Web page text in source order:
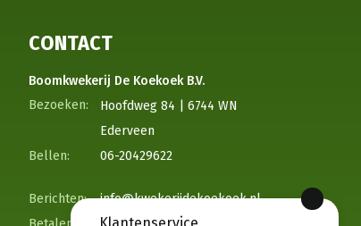
CONTACT
Boomkwekerij De Koekoek B.V.
Hoofdweg 84 | 6744 WN
Ederveen
06-20429622
info@kwekerijdekoekoek.nl